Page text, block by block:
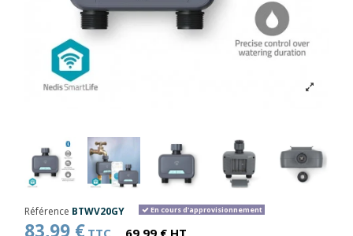
Référence BTWV20GY En cours d'approvisionnement
83,99 € TTC 69,99 € HT